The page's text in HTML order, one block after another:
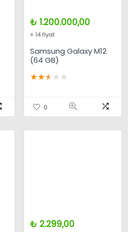
₺ 1.200.000,00
+ 14 fiyat
Samsung Galaxy M12
(64 GB)
★★★ ★ ★
0
₺ 2.299,00